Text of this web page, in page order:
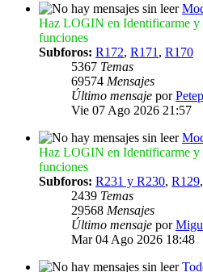
Haz LOGIN en Identificarme y
funciones
Subforos: R172, R171 , R170
5367 Temas
69574 Mensajes
Último mensaje por
Vie 07 Ago 2026 21:57
Haz LOGIN en Identificarme y
funciones
Subforos: R231 y R230, R129,
2439 Temas
29568 Mensajes
Último mensaje por
Mar 04 Ago 2026 18:48